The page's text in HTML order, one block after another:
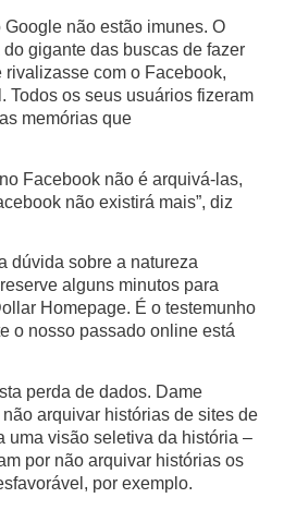
Google não estão imunes. O
gigante das buscas de fazer
rivalizasse com o Facebook,
Todos os seus usuários fizeram
memórias que
Facebook não é arquivá-las,
não existirá mais”, diz
dúvida sobre a natureza
alguns minutos para
Homepage. É o testemunho
o nosso passado online está
perda de dados. Dame
arquivar histórias de sites de
uma visão seletiva da história –
por não arquivar histórias os
por exemplo.